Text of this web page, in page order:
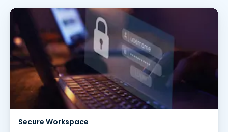
Secure Workspace